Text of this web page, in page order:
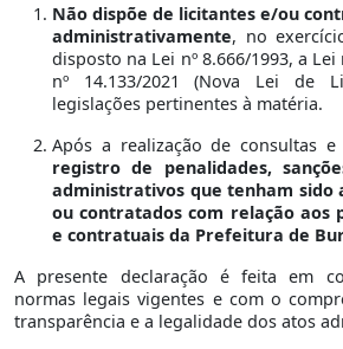
Não dispõe de licitantes e/ou
administrativamente, no
disposto na Lei nº 8.666/1993, a Lei
nº 14.133/2021 (Nova Lei de
legislações pertinentes à matéria.
Após a realização de consultas e
registro de penalidades,
administrativos que tenham sido
ou contratados com relação aos
e contratuais da Prefeitura de
A presente declaração é feita em
normas legais vigentes e com o
transparência e a legalidade dos atos